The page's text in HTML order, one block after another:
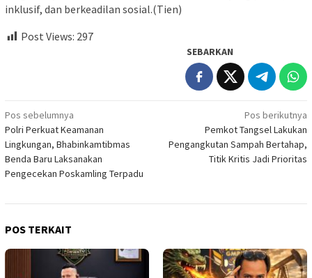
inklusif, dan berkeadilan sosial.(Tien)
Post Views: 297
SEBARKAN
Navigasi
pos
Pos sebelumnya
Polri Perkuat Keamanan
Lingkungan, Bhabinkamtibmas
Benda Baru Laksanakan
Pengecekan Poskamling Terpadu
Pos berikutnya
Pemkot Tangsel Lakukan
Pengangkutan Sampah Bertahap,
Titik Kritis Jadi Prioritas
POS TERKAIT